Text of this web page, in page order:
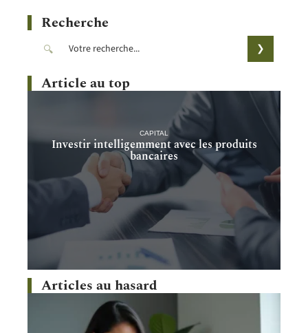
Recherche
Article au top
CAPITAL
Investir intelligemment avec les produits
bancaires
Articles au hasard